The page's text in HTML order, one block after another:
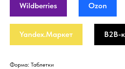
Wildberries Ozon
Yandex.Маркет B2B-
Форма: Таблетки